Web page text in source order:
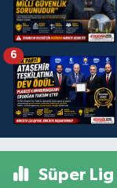
6
Süper